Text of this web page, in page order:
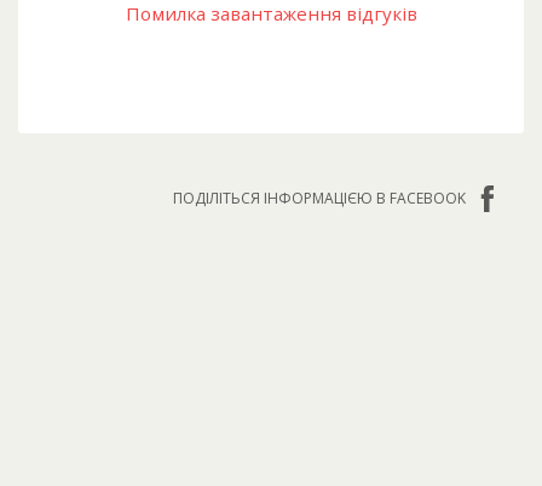
Помилка завантаження відгуків
ПОДІЛІТЬСЯ ІНФОРМАЦІЄЮ В FACEBOOK